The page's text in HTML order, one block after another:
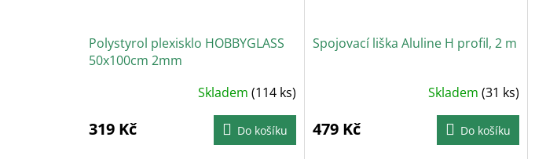
Polystyrol plexisklo HOBBYGLASS
50x100cm 2mm
Skladem (114 ks)
319 Kč Do košíku
Spojovací liška Aluline H profil, 2 m
Skladem (31 ks)
479 Kč Do košíku